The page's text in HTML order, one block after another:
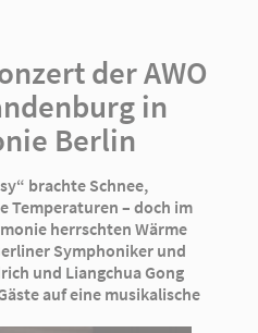
der AWO
in
Berlin
brachte Schnee,
Temperaturen – doch im
herrschten Wärme
Symphoniker und
und Liangchua Gong
auf eine musikalische